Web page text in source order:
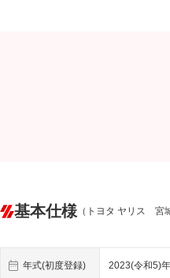
基本仕様 （トヨタ ヤリス 宮
年式(初度登録) 2023(令和5)年